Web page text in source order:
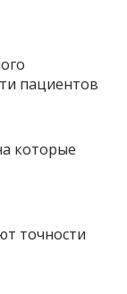
пациентов
которые
точности